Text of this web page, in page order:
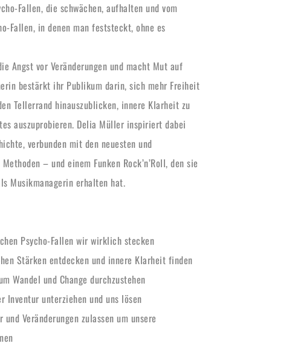
Fallen, die schwächen, aufhalten und vom
Fallen, in denen man feststeckt, ohne es
Angst vor Veränderungen und macht Mut auf
bestärkt ihr Publikum darin, sich mehr Freiheit
Tellerrand hinauszublicken, innere Klarheit zu
auszuprobieren. Delia Müller inspiriert dabei
verbunden mit den neuesten und
– und einem Funken Rock’n’Roll, den sie
Musikmanagerin erhalten hat.
Psycho-Fallen wir wirklich stecken
Stärken entdecken und innere Klarheit finden
Wandel und Change durchzustehen
Inventur unterziehen und uns lösen
Veränderungen zulassen um unsere